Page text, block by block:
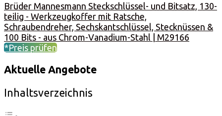
Brüder Mannesmann Steckschlüssel- und Bitsatz, 130-
teilig - Werkzeugkoffer mit Ratsche,
Schraubendreher, Sechskantschlüssel, Stecknüssen &
100 Bits - aus Chrom-Vanadium-Stahl | M29166
*Preis prüfen
Aktuelle Angebote
Inhaltsverzeichnis